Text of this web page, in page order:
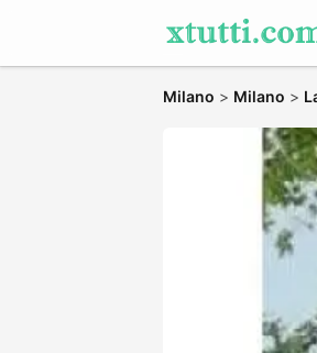
Milano > Milano >